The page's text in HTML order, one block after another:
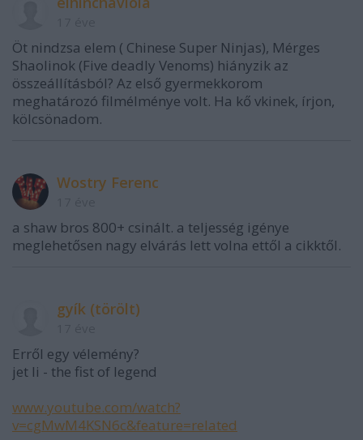
Öt nindzsa elem ( Chinese Super Ninjas), Mérges
Shaolinok (Five deadly Venoms) hiányzik az
összeállításból? Az első gyermekkorom
meghatározó filmélménye volt. Ha kő vkinek, írjon,
kölcsönadom.
Wostry Ferenc
a shaw bros 800+ csinált. a teljesség igénye
meglehetősen nagy elvárás lett volna ettől a cikktől.
gyík (törölt)
Erről egy vélemény?
jet li - the fist of legend
www.youtube.com/watch?
v=cgMwM4KSN6c&feature=related